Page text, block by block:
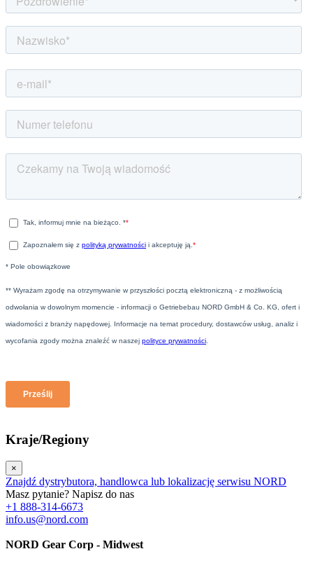
Kraje/Regiony
×
Znajdź dystrybutora, handlowca lub lokalizację serwisu NORD
Masz pytanie? Napisz do nas
+1 888-314-6673
info.us@nord.com
NORD Gear Corp - Midwest